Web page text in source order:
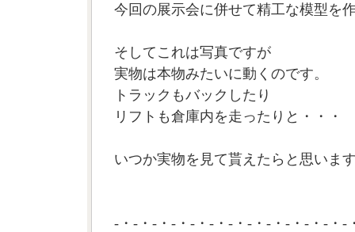
今回の展示会に併せて精工な模型を
そしてこれは写真ですが
実物は本物みたいに動くのです。
トラックもバックしたり
リフトも倉庫内を走ったりと・・・
いつか実物を見て貰えたらと思いま
-・-・-・-・-・-・-・-・-・-・-・-・-